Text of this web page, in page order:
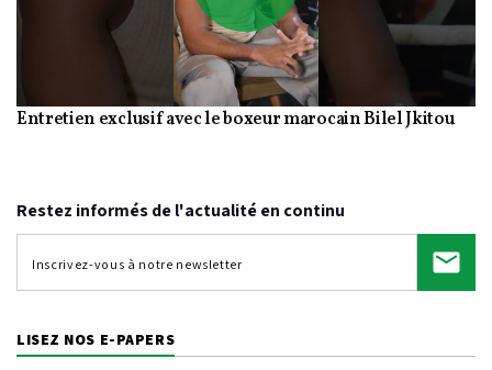
Play
Video
Entretien exclusif avec le boxeur marocain Bilel Jkitou
Restez informés de l'actualité en continu
LISEZ NOS E-PAPERS